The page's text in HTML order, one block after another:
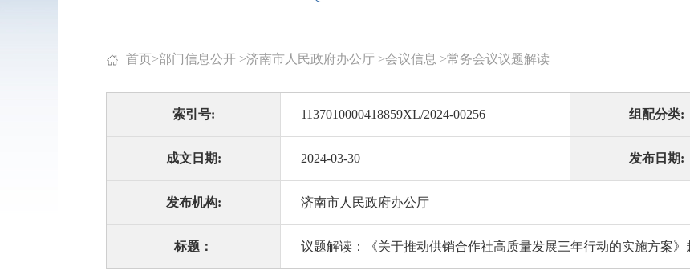
首页>部门信息公开 >济南市人民政府办公厅 >会议信息 >常务会议议题解读
索引号: 1137010000418859XL/2024-00256 组配分类:
成文日期: 2024-03-30 发布日期:
发布机构: 济南市人民政府办公厅
标题： 议题解读：《关于推动供销合作社高质量发展三年行动的实施方案》